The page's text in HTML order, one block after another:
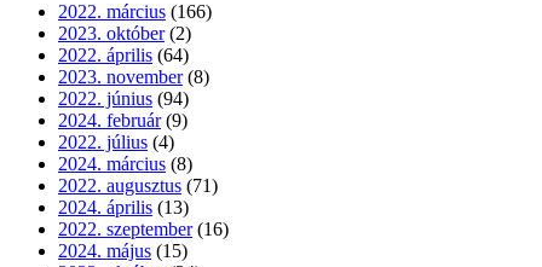
2022. március (166)
2023. október (2)
2022. április (64)
2023. november (8)
2022. június (94)
2024. február (9)
2022. július (4)
2024. március (8)
2022. augusztus (71)
2024. április (13)
2022. szeptember (16)
2024. május (15)